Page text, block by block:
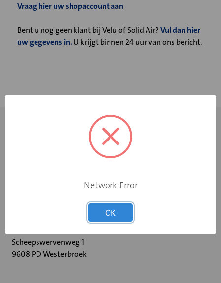
Vraag hier uw shopaccount aan
Bent u nog geen klant bij Velu of Solid Air?Vul dan hier
uw gegevens in.U krijgt binnen 24 uur van ons bericht.
Scheepswervenweg 1
9608 PD Westerbroek
Network Error
OK